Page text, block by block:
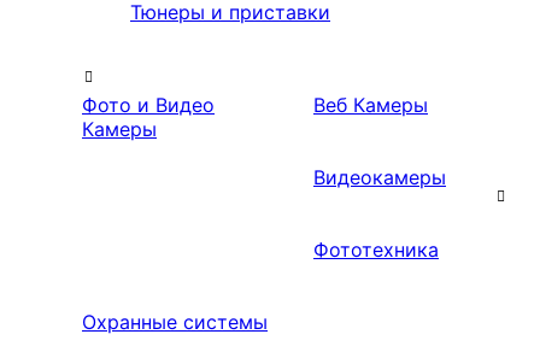
Тюнеры и приставки
Фото и Видео
Камеры
Веб Камеры
Видеокамеры
Фототехника
Охранные системы